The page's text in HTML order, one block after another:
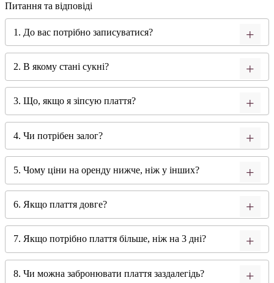
Питання та відповіді
1. До вас потрібно записуватися?
2. В якому стані сукні?
3. Що, якщо я зіпсую плаття?
4. Чи потрібен залог?
5. Чому ціни на оренду нижче, ніж у інших?
6. Якщо плаття довге?
7. Якщо потрібно плаття більше, ніж на 3 дні?
8. Чи можна забронювати плаття заздалегідь?